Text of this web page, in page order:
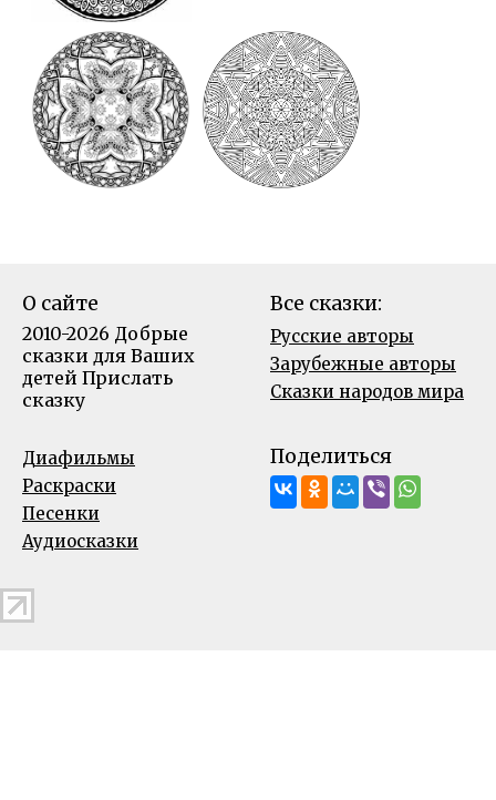
О сайте
2010-2026 Добрые
сказки для Ваших
детей Прислать
сказку
Все сказки:
Русские авторы
Зарубежные авторы
Сказки народов мира
Диафильмы
Раскраски
Песенки
Аудиосказки
Поделиться